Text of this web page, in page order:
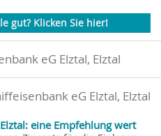
gut? Klicken Sie hier!
eG Elztal, Elztal
eG Elztal, Elztal
eine Empfehlung wert